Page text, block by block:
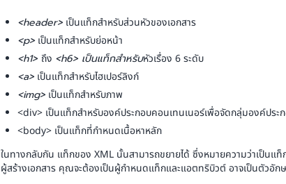
<header>เป็นแท็กสำหรับส่วนหัวของเอกสาร
<p>เป็นแท็กสำหรับย่อหน้า
<h1> ถึง <h6> เป็นแท็กสำหรับหัวเรื่อง 6 ระดับ
<a>เป็นแท็กสำหรับไฮเปอร์ลิงก์
<img>เป็นแท็กสำหรับภาพ
<div> เป็นแท็กสำหรับองค์ประกอบคอนเทนเนอร์เพื่อจัดกลุ่มองค์ประ
<body> เป็นแท็กที่กำหนดเนื้อหาหลัก
ในทางกลับกัน แท็กของ XML นั้นสามารถขยายได้ ซึ่งหมายความว่าเป็นแ
ผู้สร้างเอกสาร คุณจะต้องเป็นผู้กำหนดแท็กและแอตทริบิวต์ อาจเป็นตัวอัก